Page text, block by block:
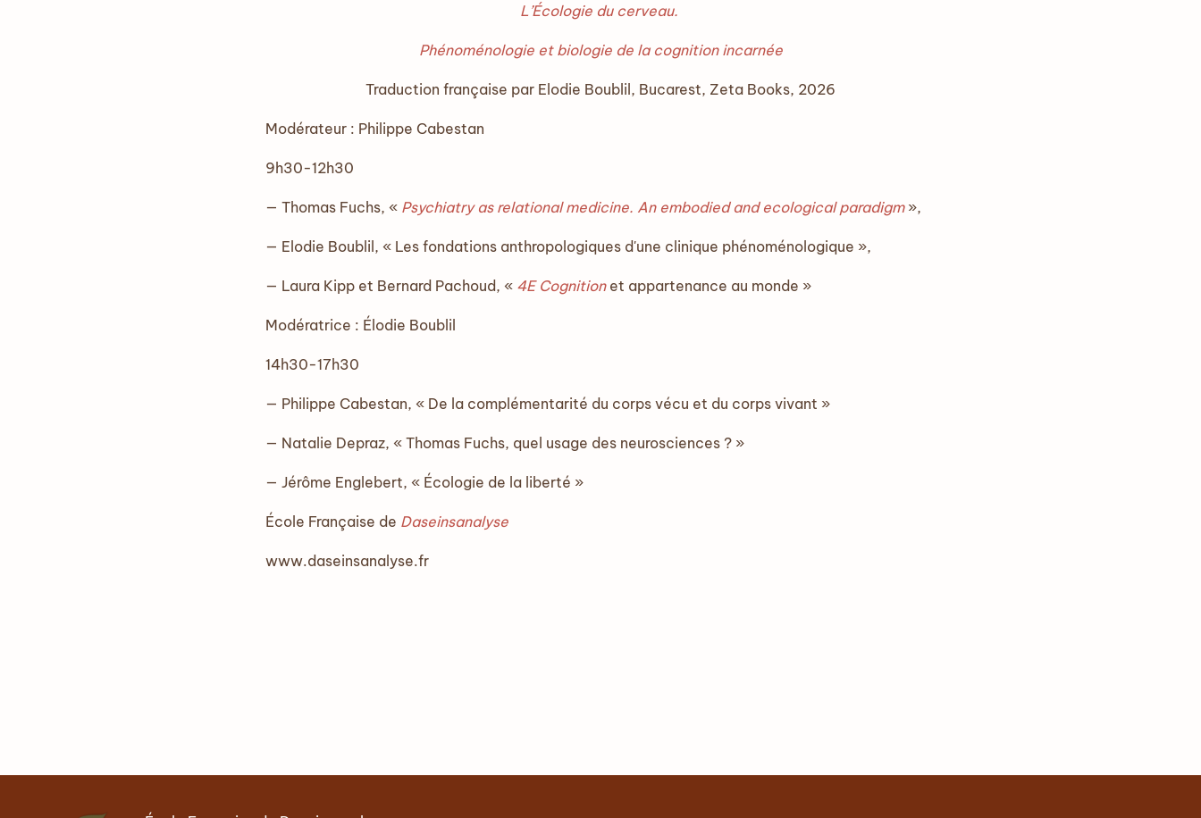
L’Écologie du cerveau.
Phénoménologie et biologie de la cognition incarnée
Traduction française par Elodie Boublil, Bucarest, Zeta Books, 2026
Modérateur : Philippe Cabestan
9h30-12h30
— Thomas Fuchs, « Psychiatry as relational medicine. An embodied and ecological paradigm»,
— Elodie Boublil, « Les fondations anthropologiques d'une clinique phénoménologique »,
— Laura Kipp et Bernard Pachoud, « 4E Cognitionet appartenance au monde »
Modératrice : Élodie Boublil
14h30-17h30
— Philippe Cabestan, « De la complémentarité du corps vécu et du corps vivant »
— Natalie Depraz, « Thomas Fuchs, quel usage des neurosciences ? »
— Jérôme Englebert, « Écologie de la liberté »
École Française de Daseinsanalyse
www.daseinsanalyse.fr